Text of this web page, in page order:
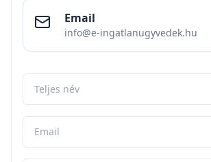
Email
info@e-ingatlanugyvedek.hu